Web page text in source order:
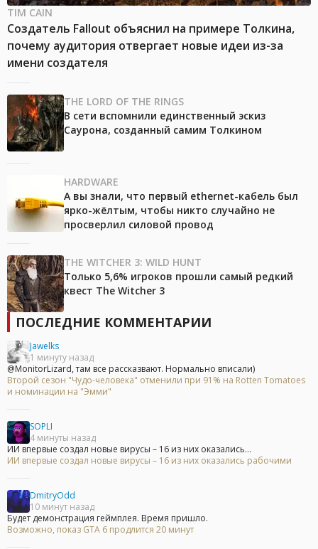
TIM CAIN
Создатель Fallout объяснил на примере Толкина,
почему аудитория отвергает новые идеи из-за
имени создателя
THE LORD OF THE RINGS
В сети вспомнили единственный эскиз
Саурона, созданный самим Толкином
HARDWARE
А вы знали, что первый ethernet-кабель был
ярко-жёлтым, чтобы никто случайно не
просверлил силовой провод
THE WITCHER 3: WILD HUNT
Только 5,6% игроков прошли самый редкий
квест The Witcher 3
ПОСЛЕДНИЕ КОММЕНТАРИИ
Jawelks
1 минуту назад
@MonitorLizard, там все рассказвают. Нормально вписали)
Второй сезон "Чудо-человека" отменили при 91% на Rotten Tomatoes
и номинации на "Эмми"
SOPLI
4 минуты назад
ИИ впервые создал новые вирусы – 16 из них оказались...
ИИ впервые создал новые вирусы – 16 из них оказались рабочими
DmitryOdd
10 минут назад
Будет демонстрация геймплея. Время пришло.
Возможно, показ GTA 6 продлится 20 минут